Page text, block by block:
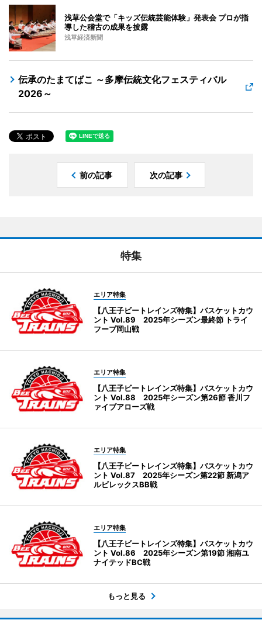
浅草公会堂で「キッズ伝統芸能体験」発表会 プロが指
導した稽古の成果を披露
浅草経済新聞
伝承のたまてばこ ～多摩伝統文化フェスティバル
2026～
前の記事 次の記事
特集
エリア特集
【八王子ビートレインズ特集】バスケットカウ
ント Vol.89 2025年シーズン最終節 トライ
フープ岡山戦
エリア特集
【八王子ビートレインズ特集】バスケットカウ
ント Vol.88 2025年シーズン第26節 香川フ
ァイブアローズ戦
エリア特集
【八王子ビートレインズ特集】バスケットカウ
ント Vol.87 2025年シーズン第22節 新潟ア
ルビレックスBB戦
エリア特集
【八王子ビートレインズ特集】バスケットカウ
ント Vol.86 2025年シーズン第19節 湘南ユ
ナイテッドBC戦
もっと見る